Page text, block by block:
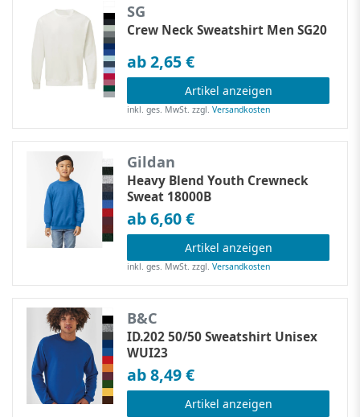
SG
Crew Neck Sweatshirt Men SG20
ab 2,65 €
Artikel anzeigen
inkl. ges. MwSt. zzgl.Versandkosten
Gildan
Heavy Blend Youth Crewneck
Sweat 18000B
ab 6,60 €
Artikel anzeigen
inkl. ges. MwSt. zzgl.Versandkosten
B&C
ID.202 50/50 Sweatshirt Unisex
WUI23
ab 8,49 €
Artikel anzeigen